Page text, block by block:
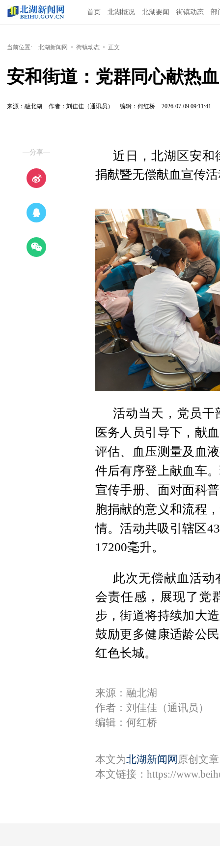
首页 北湖概况 北湖要闻 街镇动态 部
当前位置: 北湖新闻网 > 街镇动态 > 正文
安和街道：党群同心献热
来源：融北湖 作者：刘佳佳（通讯员） 编辑：何红桥 2026-07-09 09:11:41
—分享—
近日，北湖区安和
捐献暨无偿献血宣传
活动当天，党员
医务人员引导下，献
评估、血压测量及血
件后有序登上献血车
宣传手册、面对面科
胞捐献的意义和流程
情。活动共吸引辖区
17200毫升。
此次无偿献血活
会责任感，展现了党
步，街道将持续加大
鼓励更多健康适龄公
红色长城。
来源：融北湖
作者：刘佳佳（通讯员）
编辑：何红桥
本文为北湖新闻网 原创文
本文链接： https://